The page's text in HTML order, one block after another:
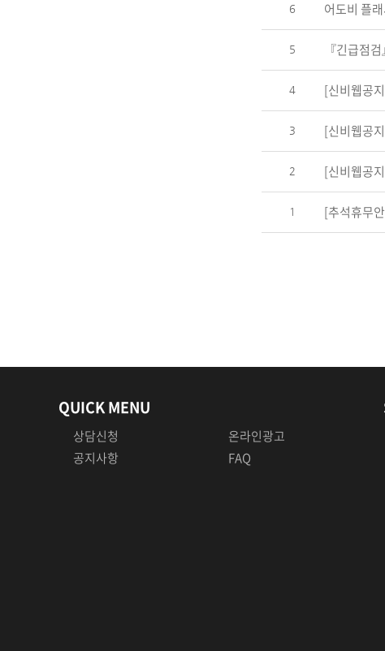
6 어도비 플
5 『긴급점
4 [신비웹공
3 [신비웹공
2 [신비웹공
1 [추석휴무
QUICK MENU
상담신청
온라인광고
공지사항
FAQ